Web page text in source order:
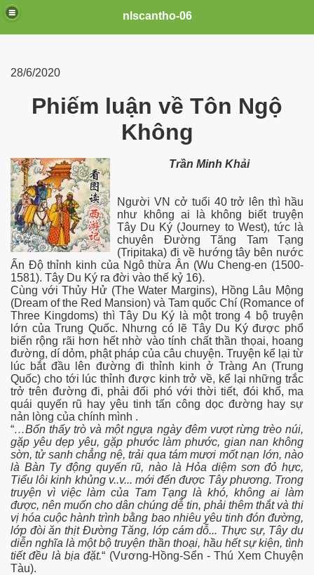
nlscantho-06
28/6/2020
Phiếm luận về Tôn Ngộ
Không
Trần Minh Khải
Người VN cở tuổi 40 trở lên thì hầu
như không ai là không biết truyện
Tây Du Ký (Journey to West), tức là
chuyên Đường Tăng Tam Tạng
(Tripitaka) đi về hướng tây bên nước
Ấn Độ thỉnh kinh của Ngô thừa Ân (Wu Cheng-en (1500-
1581). Tây Du Ký ra đời vào thế kỷ 16).
Cùng với Thủy Hử (The Water Margins), Hồng Lâu Mộng
(Dream of the Red Mansion) và Tam quốc Chí (Romance of
Three Kingdoms) thì Tây Du Ký là một trong 4 bộ truyện
lớn của Trung Quốc. Nhưng có lẽ Tây Du Ký được phổ
biến rộng rãi hơn hết nhờ vào tính chất thần thọai, hoang
đường, dí dỏm, phật pháp của câu chuyện. Truyện kể lại từ
lúc bắt đầu lên đường đi thỉnh kinh ở Tràng An (Trung
Quốc) cho tới lúc thỉnh được kinh trở về, kể lại những trắc
trở trên đường đi, phải đối phó với thời tiết, đói khổ, ma
quái quyến rũ hay yêu tinh tấn công dọc đường hay sự
nản lòng của chính mình .
“…Bốn thấy trò và một ngựa ngày đêm vượt rừng trèo núi,
gặp yêu dẹp yêu, gặp phước làm phước, gian nan không
sờn, tử sanh chẳng nệ, trải qua tám mươi mốt nạn lớn, nào
là Bàn Ty động quyến rũ, nào là Hỏa diệm sơn đỏ hực,
Tiểu lôi kinh khủng v..v... mới đến được Tây phương. Trong
truyện vì việc làm của Tam Tạng là khó, không ai làm
được, nên muốn cho dân chúng dễ tin, phải thêm thắt và thi
vị hóa cuộc hành trình bằng bao nhiêu yêu tinh đón đường,
lớp đòi ăn thịt Đường Tăng, lớp cám dỗ... Thực sự, Tây du
diễn nghĩa là một bộ truyện thần thoại, hầu hết sự kiện, tình
tiết đều là bịa đặt.“ (Vương-Hồng-Sển - Thú Xem Chuyện
Tàu).
em
1
2
3
4
5
6
7